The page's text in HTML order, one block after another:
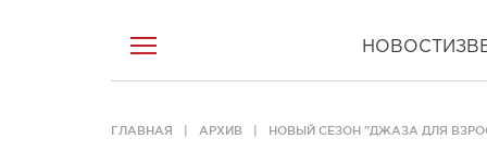
НОВОСТИ
ГЛАВНАЯ АРХИВ НОВЫЙ СЕЗОН "ДЖАЗА ДЛЯ